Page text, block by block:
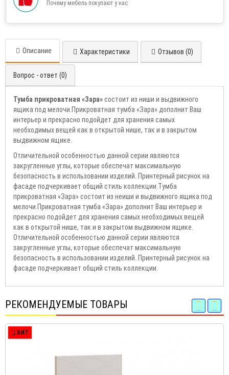
Почему мебель покупают у нас
Описание Характеристики Отзывов (0)
Вопрос - ответ (0)
Тумба прикроватная «Зара»состоит из ниши и выдвижного
ящика под мелочи.Прикроватная тумба «Зара» дополнит Ваш
интерьер и прекрасно подойдет для хранения самых
необходимых вещей как в открытой нише, так и в закрытом
выдвижном ящике.
Отличительной особенностью данной серии являются
закругленные углы, которые обеспечат максимальную
безопасность в использовании изделий. Принтерный рисунок на
фасаде подчеркивает общий стиль коллекции.Тумба
прикроватная «Зара» состоит из неиши и выдвижного ящика под
мелочи.Прикроватная тумба «Зара» дополнит Ваш интерьер и
прекрасно подойдет для хранения самых необходимых вещей
как в открытой нише, так и в закрытом выдвижном ящике.
Отличительной особенностью данной серии являются
закругленные углы, которые обеспечат максимальную
безопасность в использовании изделий. Принтерный рисунок на
фасаде подчеркивает общий стиль коллекции.
РЕКОМЕНДУЕМЫЕ ТОВАРЫ
ХИТ